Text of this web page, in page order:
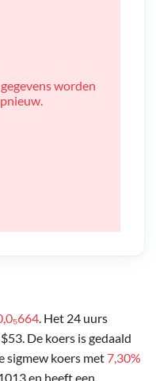
. Het 24 uurs
De koers is gedaald
sigmew koers met 7,30%
en heeft een
worden